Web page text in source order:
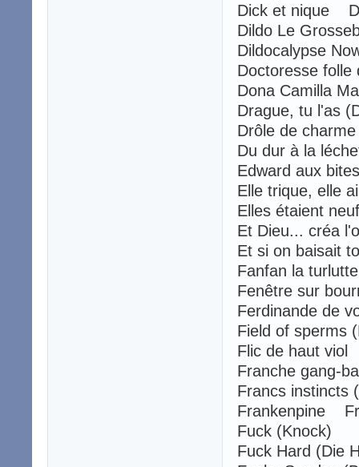
Dick et nique
Dildo Le
Dildocalypse
Doctoresse
Dona Camilla
Drague, tu l'as
Drôle de
Du dur à la
Edward aux
Elle trique, elle
Elles étaient
Et Dieu... créa
Et si on baisait
Fanfan la
Fenêtre sur
Ferdinande de
Field of
Flic de haut
Franche gang-
Francs
Frankenpine
Fuck (Knock)
Fuck Hard